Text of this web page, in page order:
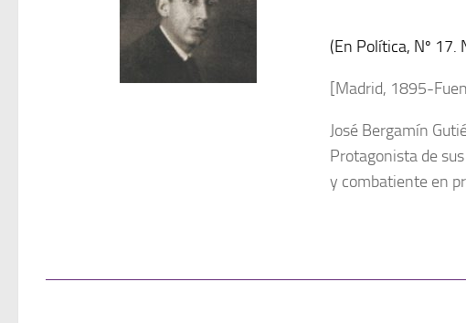
(En Política, Nº 17.
[Madrid, 1895-
José Bergamín
Protagonista de
y combatiente en